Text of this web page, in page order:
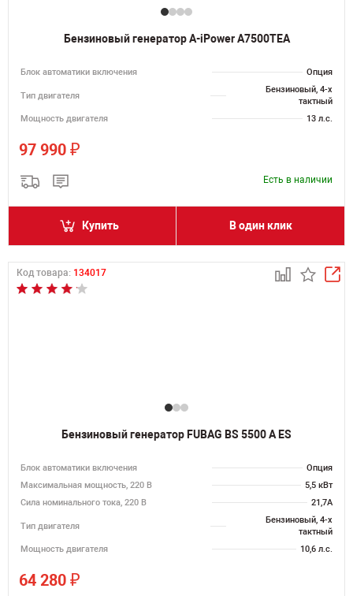
Бензиновый генератор A-iPower A7500TEA
Блок автоматики включения Опция
Тип двигателя
Бензиновый, 4-х
тактный
Мощность двигателя
13 л.с.
97 990 ₽
Есть в наличии
Купить В один клик
Код товара: 134017
Бензиновый генератор FUBAG BS 5500 A ES
Блок автоматики включения
Опция
Максимальная мощность, 220 В
5,5 кВт
Сила номинального тока, 220 В
21,7А
Тип двигателя
Бензиновый, 4-х
тактный
Мощность двигателя
10,6 л.с.
64 280 ₽